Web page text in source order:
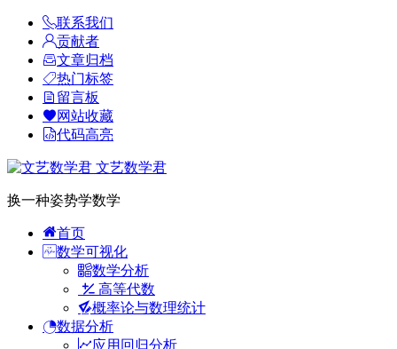
联系我们
贡献者
文章归档
热门标签
留言板
网站收藏
代码高亮
文艺数学君
换一种姿势学数学
首页
数学可视化
数学分析
高等代数
概率论与数理统计
数据分析
应用回归分析